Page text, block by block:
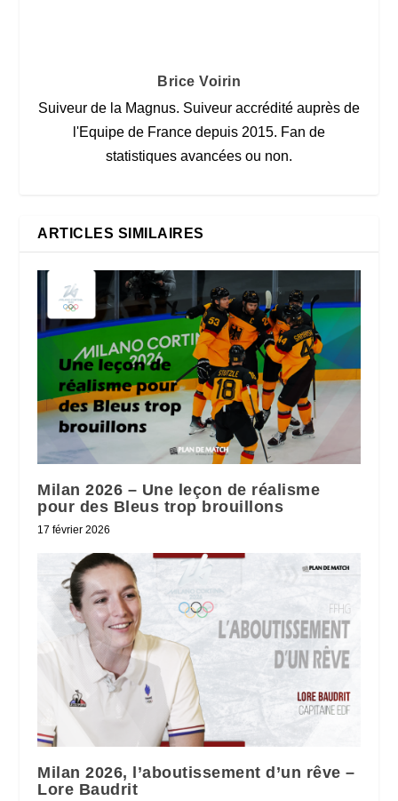
Brice Voirin
Suiveur de la Magnus. Suiveur accrédité auprès de
l'Equipe de France depuis 2015. Fan de
statistiques avancées ou non.
ARTICLES SIMILAIRES
Milan 2026 – Une leçon de réalisme
pour des Bleus trop brouillons
17 février 2026
Milan 2026, l’aboutissement d’un rêve –
Lore Baudrit